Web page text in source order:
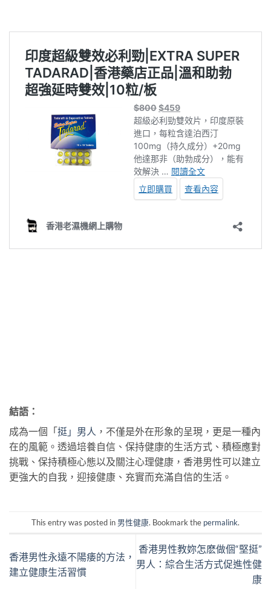
結語：
成為一個「 挺」男人 ，不僅是外在形象的呈現，更是一種內
在的風範。透過培養自信、保持健康的生活方式、積極應對
挑戰、保持積極心態以及關注心理健康，香港男性可以建立
更強大的自我，迎接健康、充實而充滿自信的生活。
This entry was posted in 男性健康. Bookmark the permalink.
香港男性永遠不陽痿的方法，
建立健康生活習慣
香港男性教妳怎麽做個“堅挺”
男人：綜合生活方式促進性健
康